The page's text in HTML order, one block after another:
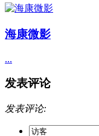
海康微影
...
发表评论
发表评论: